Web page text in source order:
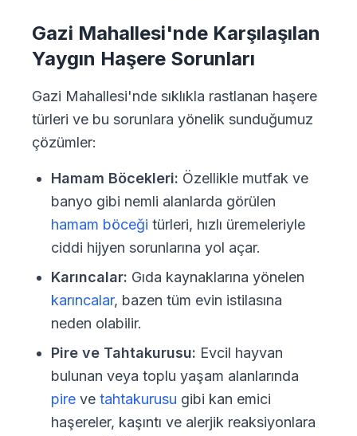
Gazi Mahallesi'nde Karşılaşılan
Yaygın Haşere Sorunları
Gazi Mahallesi'nde sıklıkla rastlanan haşere
türleri ve bu sorunlara yönelik sunduğumuz
çözümler:
Hamam Böcekleri: Özellikle mutfak ve
banyo gibi nemli alanlarda görülen
hamam böceği türleri, hızlı üremeleriyle
ciddi hijyen sorunlarına yol açar.
Karıncalar: Gıda kaynaklarına yönelen
karıncalar, bazen tüm evin istilasına
neden olabilir.
Pire ve Tahtakurusu: Evcil hayvan
bulunan veya toplu yaşam alanlarında
pire ve tahtakurusu gibi kan emici
haşereler, kaşıntı ve alerjik reaksiyonlara